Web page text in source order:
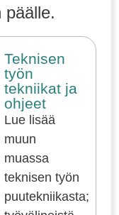
päälle.
Teknisen
työn
tekniikat ja
ohjeet
Lue lisää
muun
muassa
teknisen työn
puutekniikasta;